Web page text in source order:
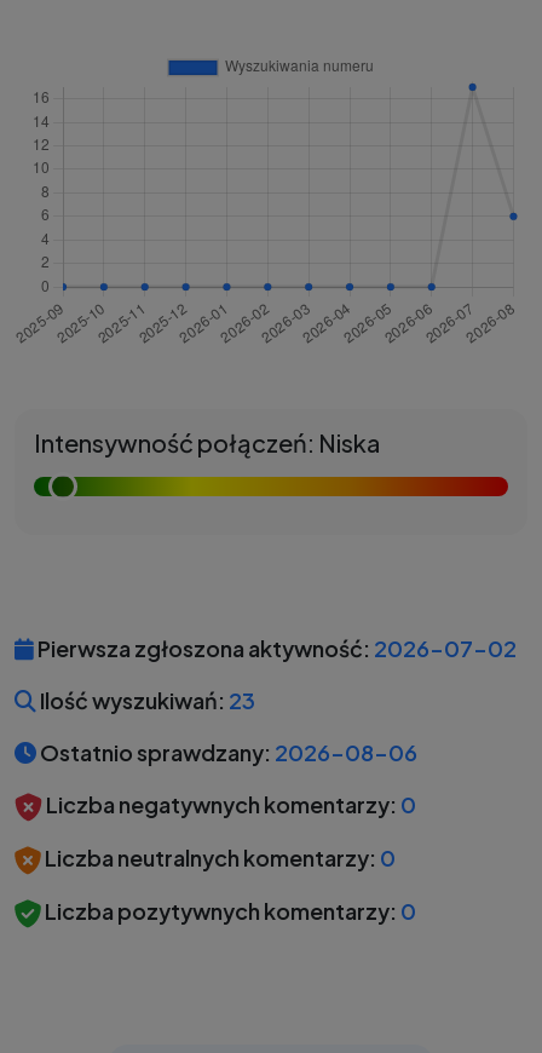
Intensywność połączeń: Niska
Pierwsza zgłoszona aktywność: 2026-07-02
Ilość wyszukiwań: 23
Ostatnio sprawdzany: 2026-08-06
Liczba negatywnych komentarzy: 0
Liczba neutralnych komentarzy: 0
Liczba pozytywnych komentarzy: 0